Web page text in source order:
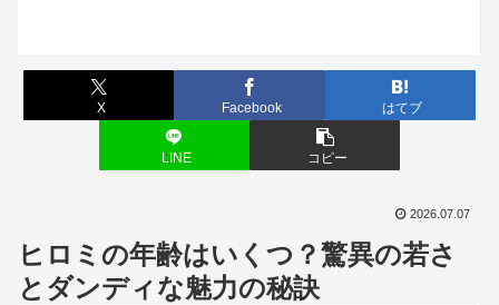
X Facebook はてブ
LINE コピー
2026.07.07
ヒロミの年齢はいくつ？驚異の若さ
とダンディな魅力の秘訣